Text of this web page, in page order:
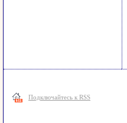
Подключайтесь к RSS